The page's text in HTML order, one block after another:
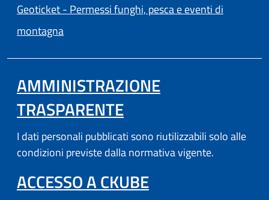
Geoticket - Permessi funghi, pesca e eventi di
montagna
AMMINISTRAZIONE
TRASPARENTE
I dati personali pubblicati sono riutilizzabili solo alle
condizioni previste dalla normativa vigente.
ACCESSO A CKUBE(APRE IN